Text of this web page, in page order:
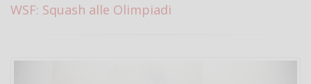
WSF: Squash alle Olimpiadi